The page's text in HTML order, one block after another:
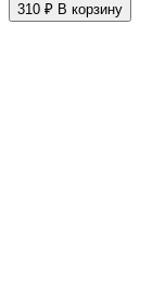
310 ₽ В корзину